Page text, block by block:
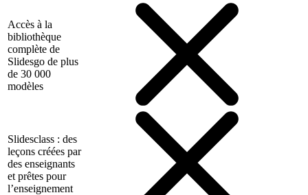
Accès à la
bibliothèque
complète de
Slidesgo de plus
de 30 000
modèles
Slidesclass : des
leçons créées par
des enseignants
et prêtes pour
l’enseignement